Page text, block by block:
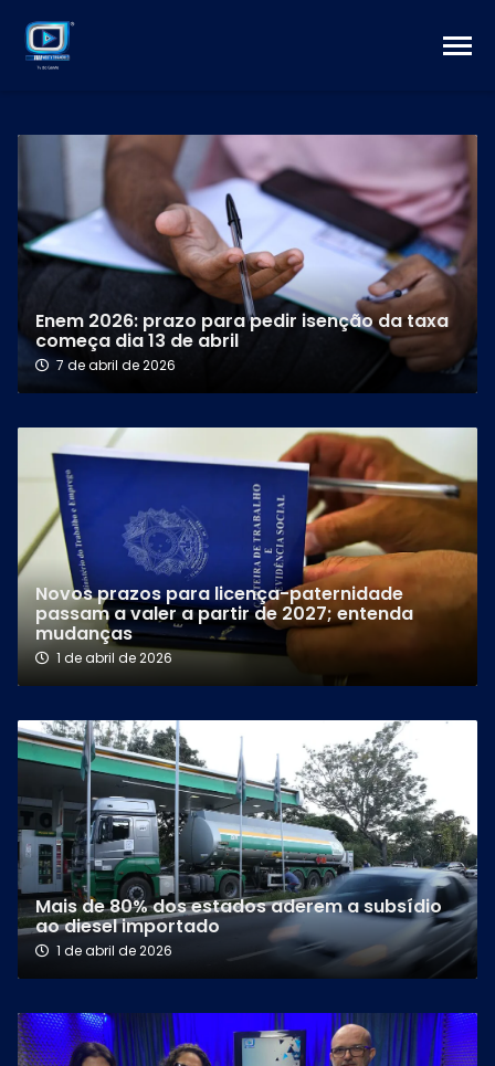
Enem 2026: prazo para pedir isenção da taxa
começa dia 13 de abril
7 de abril de 2026
Novos prazos para licença-paternidade
passam a valer a partir de 2027; entenda
mudanças
1 de abril de 2026
Mais de 80% dos estados aderem a subsídio
ao diesel importado
1 de abril de 2026